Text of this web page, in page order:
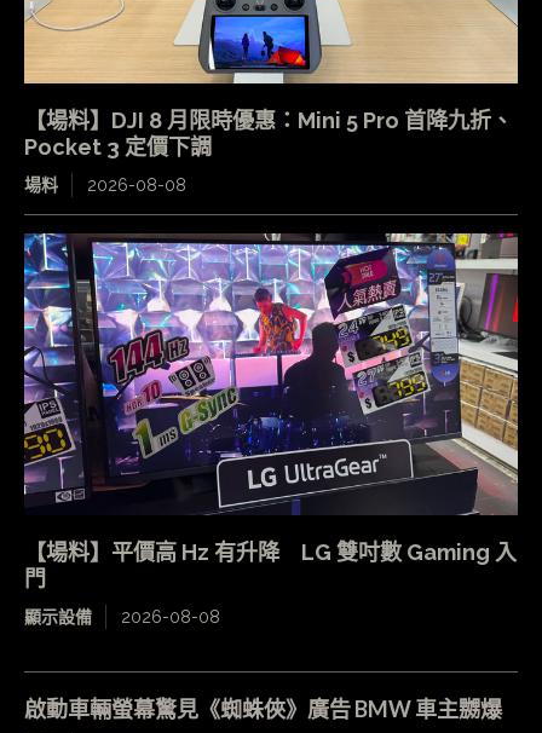
【場料】DJI 8 月限時優惠：Mini 5 Pro 首降九折、
Pocket 3 定價下調
場料 2026-08-08
【場料】平價高 Hz 有升降 LG 雙吋數 Gaming 入
門
顯示設備 2026-08-08
啟動車輛螢幕驚見《蜘蛛俠》廣告 BMW 車主嬲爆